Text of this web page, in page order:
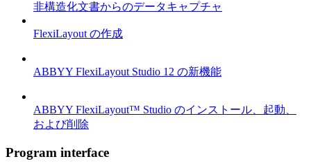
非構造化文書からのデータキャプチャ
FlexiLayout の作成
ABBYY FlexiLayout Studio 12 の新機能
ABBYY FlexiLayout™ Studio のインストール、起動、
および削除
Program interface